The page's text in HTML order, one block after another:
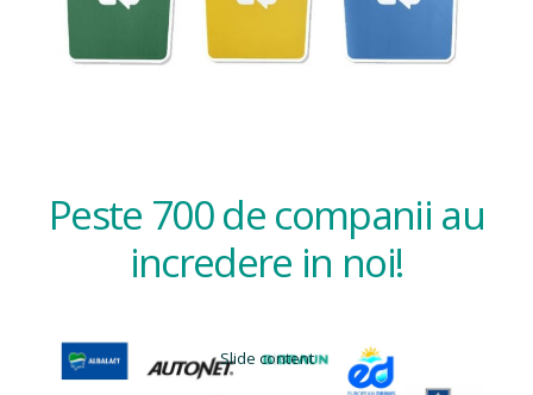
Peste 700 de companii au
incredere in noi!
Slide content